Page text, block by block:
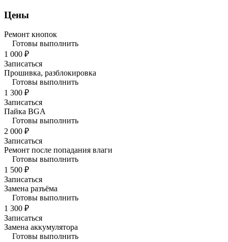
Цены
Ремонт кнопок
Готовы выполнить
1 000 ₽
Записаться
Прошивка, разблокировка
Готовы выполнить
1 300 ₽
Записаться
Пайка BGA
Готовы выполнить
2 000 ₽
Записаться
Ремонт после попадания влаги
Готовы выполнить
1 500 ₽
Записаться
Замена разъёма
Готовы выполнить
1 300 ₽
Записаться
Замена аккумулятора
Готовы выполнить